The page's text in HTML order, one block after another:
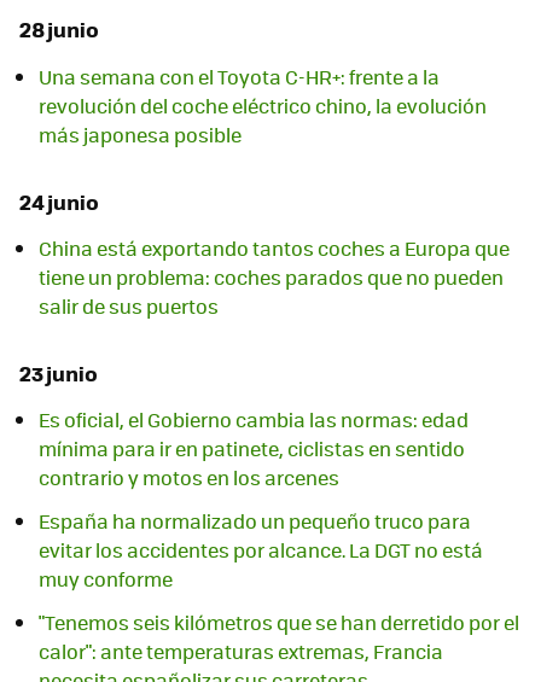
28 junio
Una semana con el Toyota C-HR+: frente a la
revolución del coche eléctrico chino, la evolución
más japonesa posible
24 junio
China está exportando tantos coches a Europa que
tiene un problema: coches parados que no pueden
salir de sus puertos
23 junio
Es oficial, el Gobierno cambia las normas: edad
mínima para ir en patinete, ciclistas en sentido
contrario y motos en los arcenes
España ha normalizado un pequeño truco para
evitar los accidentes por alcance. La DGT no está
muy conforme
"Tenemos seis kilómetros que se han derretido por el
calor": ante temperaturas extremas, Francia